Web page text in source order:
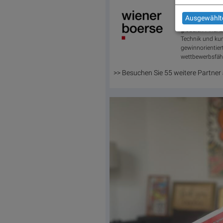
Wiener Börse
Als zentrale
globalen
Technik und
>> Besuchen Sie 55 weitere